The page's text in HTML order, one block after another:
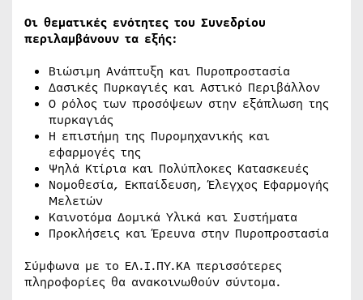
Οι θεματικές ενότητες του Συνεδρίου
περιλαμβάνουν τα εξής:
Βιώσιμη Ανάπτυξη και Πυροπροστασία
Δασικές Πυρκαγιές και Αστικό Περιβάλλον
Ο ρόλος των προσόψεων στην εξάπλωση της
πυρκαγιάς
Η επιστήμη της Πυρομηχανικής και
εφαρμογές της
Ψηλά Κτίρια και Πολύπλοκες Κατασκευές
Νομοθεσία, Εκπαίδευση, Έλεγχος Εφαρμογής
Μελετών
Καινοτόμα Δομικά Υλικά και Συστήματα
Προκλήσεις και Έρευνα στην Πυροπροστασία
Σύμφωνα με το ΕΛ.Ι.ΠΥ.ΚΑ περισσότερες
πληροφορίες θα ανακοινωθούν σύντομα.